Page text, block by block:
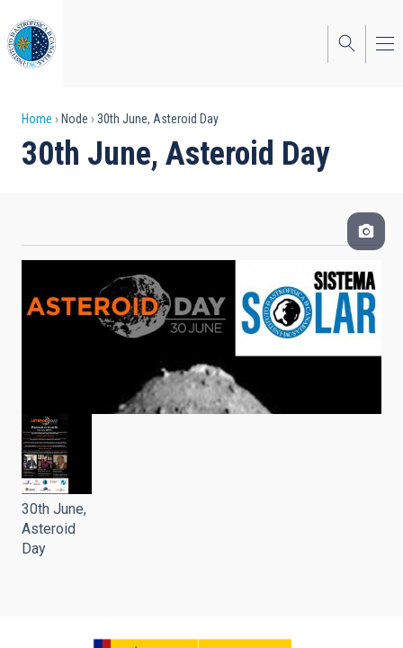
to
main
content
Breadcrumb
Home Node 30th June, Asteroid Day
30th June, Asteroid Day
30th June,
Asteroid
Day